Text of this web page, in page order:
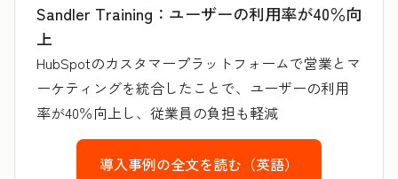
Sandler Training：ユーザーの利用率が40％向
上
HubSpotのカスタマープラットフォームで営業とマ
ーケティングを統合したことで、ユーザーの利用
率が40％向上し、従業員の負担も軽減
導入事例の全文を読む（英語）